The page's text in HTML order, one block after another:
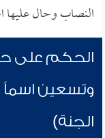
النصاب وحال عليها
الحكم على
وتسعين
الجنة)